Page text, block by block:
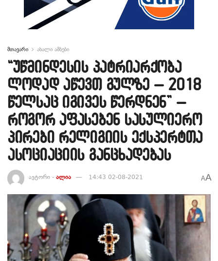
მთავარი ახალი ამბები
“უწმინდესის პატრიარქობა
ლოდად აწევთ გულზე – 2018
წელსაც იგივეს წერდნენ” –
როგორ აფასებენ სასულიერო
პირები რელიგიის ექსპერტთა
ასოციაციის განცხადებას
ავტორი - ალია 14:43 02-08-2021 AA